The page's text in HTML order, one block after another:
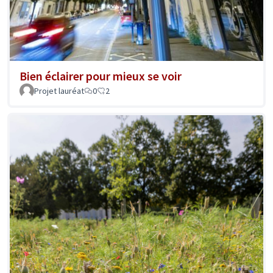
Bien éclairer pour mieux se voir
Projet lauréat 0 2